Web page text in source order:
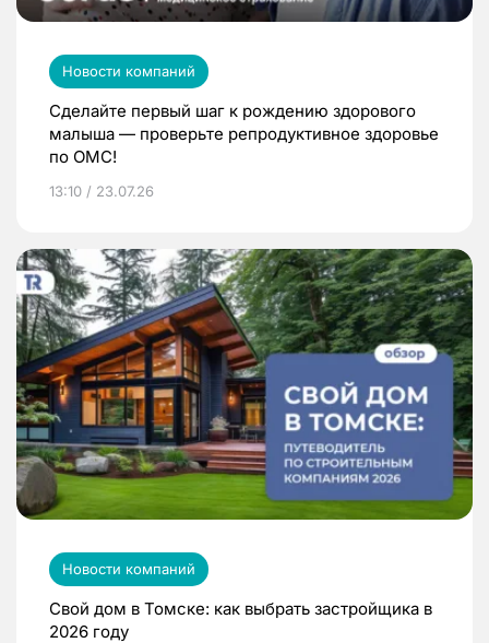
Новости компаний
Сделайте первый шаг к рождению здорового
малыша — проверьте репродуктивное здоровье
по ОМС!
13:10 / 23.07.26
Новости компаний
Свой дом в Томске: как выбрать застройщика в
2026 году